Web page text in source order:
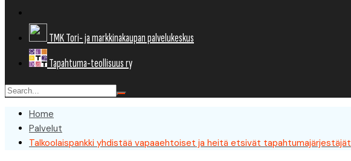
TMK Tori- ja markkinakaupan palvelukeskus
Tapahtuma-teollisuus ry
Home
Palvelut
Talkoolaispankki yhdistää vapaaehtoiset ja heitä etsivät tapahtumajärjestäjät